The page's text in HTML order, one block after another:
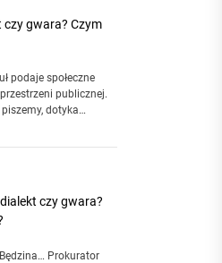
czy gwara? Czym
podaje społeczne
publicznej.
dotyka…
czy gwara?
Prokurator